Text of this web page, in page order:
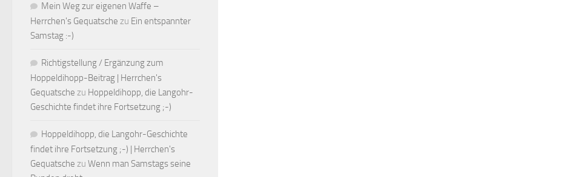
Mein Weg zur eigenen Waffe –
Herrchen's Gequatsche zu Ein entspannter
Samstag :-)
Richtigstellung / Ergänzung zum
Hoppeldihopp-Beitrag | Herrchen's
Gequatsche zu Hoppeldihopp, die Langohr-
Geschichte findet ihre Fortsetzung ;-)
Hoppeldihopp, die Langohr-Geschichte
findet ihre Fortsetzung ;-) | Herrchen's
Gequatsche zu Wenn man Samstags seine